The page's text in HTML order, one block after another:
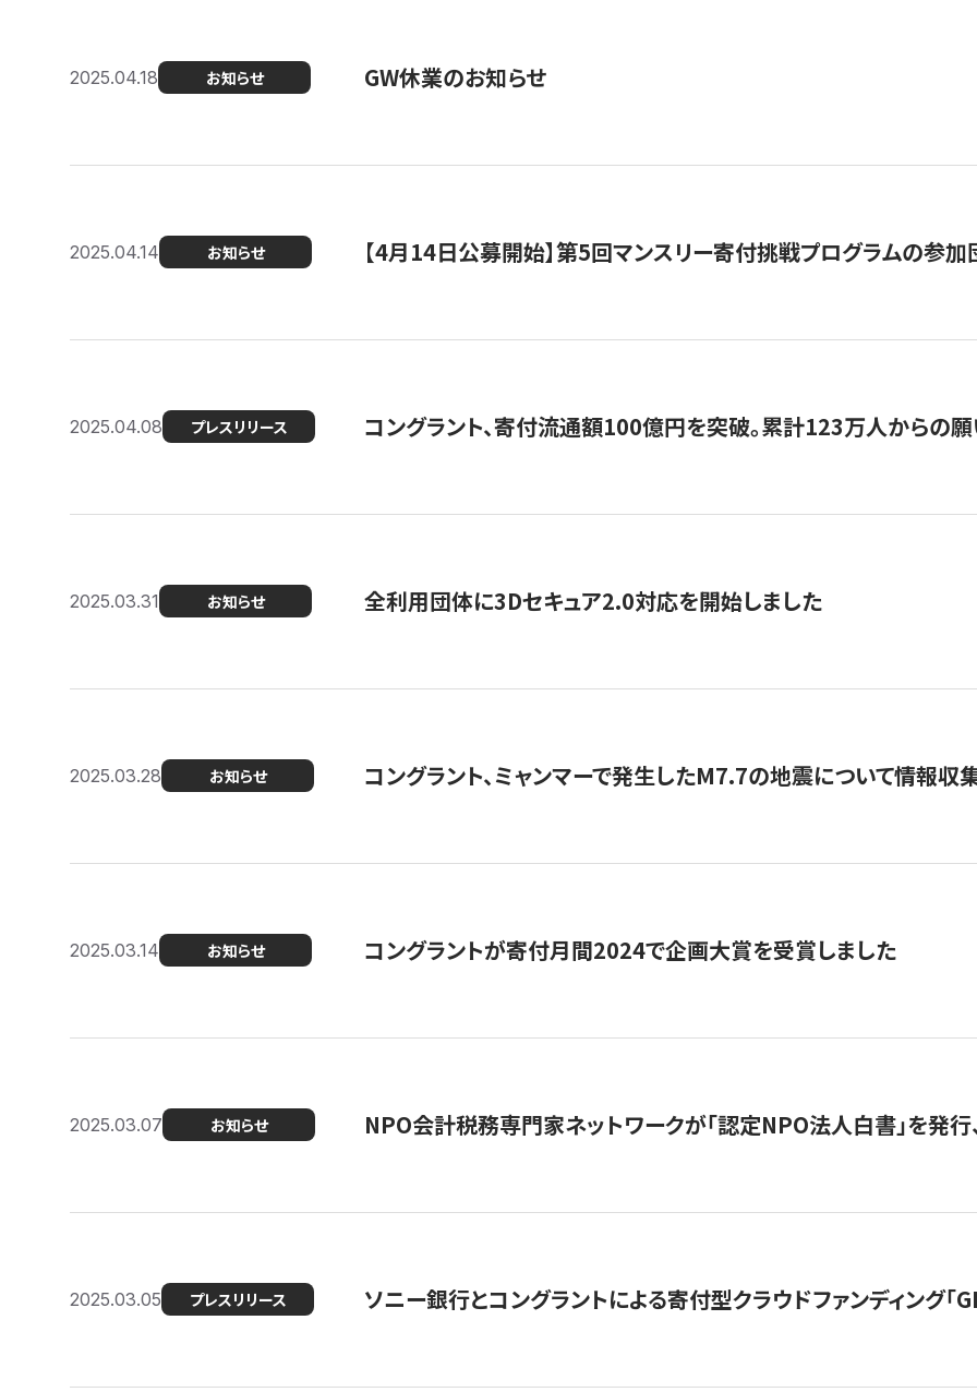
2025.04.18 お知らせ GW休業のお知らせ
2025.04.14 お知らせ 【4月14日公募開始】第5回マンスリー寄付挑戦プログラムの参
2025.04.08 プレスリリース コングラント、寄付流通額100億円を突破。累計123万人からの
2025.03.31 お知らせ 全利用団体に3Dセキュア2.0対応を開始しました
2025.03.28 お知らせ コングラント、ミャンマーで発生したM7.7の地震について情報収
2025.03.14 お知らせ コングラントが寄付月間2024で企画大賞を受賞しました
2025.03.07 お知らせ NPO会計税務専門家ネットワークが「認定NPO法人白書」を発
2025.03.05 プレスリリース ソニー銀行とコングラントによる寄付型クラウドファンディング